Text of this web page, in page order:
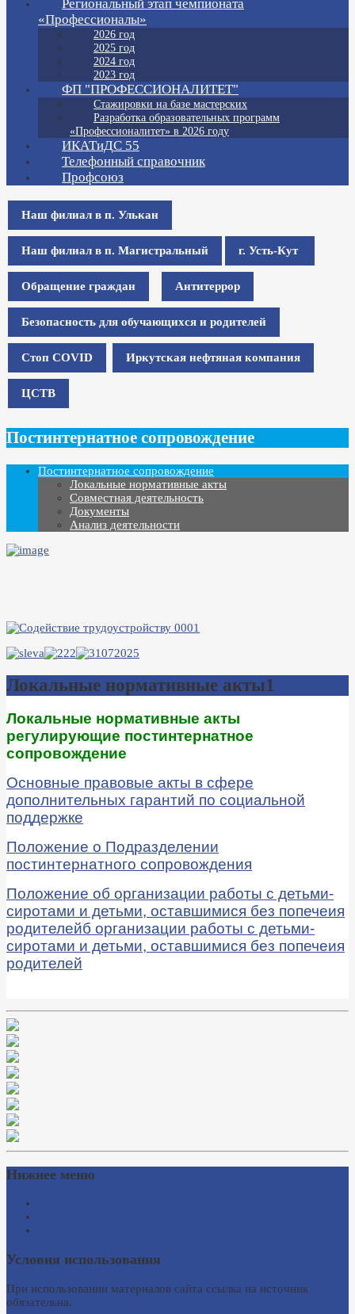
Региональный этап чемпионата
«Профессионалы»
2026 год
2025 год
2024 год
2023 год
ФП "ПРОФЕССИОНАЛИТЕТ"
Стажировки на базе мастерских
Разработка образовательных программ
«Профессионалитет» в 2026 году
ИКАТиДС 55
Телефонный справочник
Профсоюз
Наш филиал в п. Улькан
Наш филиал в п. Магистральный г. Усть-Кут
Обращение граждан Антитеррор
Безопасность для обучающихся и родителей
Стоп COVID Иркутская нефтяная компания
ЦСТВ
Постинтернатное сопровождение
Постинтернатное сопровождение
Локальные нормативные акты
Совместная деятельность
Документы
Анализ деятельности
Локальные нормативные акты1
Локальные нормативные акты
регулирующие постинтернатное
сопровождение
Основные правовые акты в сфере
дополнительных гарантий по социальной
поддержке
Положение о Подразделении
постинтернатного сопровождения
Положение об организации работы с детьми-
сиротами и детьми, оставшимися без попечеия
родителейб организации работы с детьми-
сиротами и детьми, оставшимися без попечеия
родителей
Нижнее меню
Условия использования
При использовании материалов сайта ссылка на источник
обязательна.